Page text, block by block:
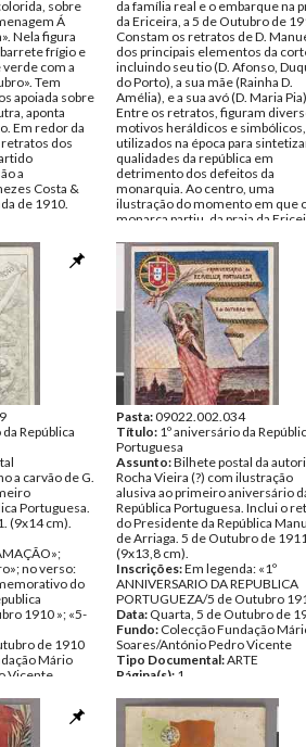
sobre
Á
Nela figura
frígio e
com a
Tem
apoiada sobre
aponta
Em redor da
dos
a
Costa &
de 1910.
à República
Mário
Vicente
da família real e o embarque na
da Ericeira, a 5 de Outubro de
Constam os retratos de D.
dos principais elementos da
incluindo seu tio (D. Afonso,
do Porto), a sua mãe (Rainha D.
Amélia), e a sua avó (D. Maria
Entre os retratos, figuram
motivos heráldicos e simbólicos,
utilizados na época para
qualidades da república em
detrimento dos defeitos da
monarquia. Ao centro, uma
ilustração do momento em que
monarca partiu, da praia da
exílio. Na parte inferior, uma
reportagem descrevendo os
acontecimentos. Década de 1910.
(79x59 cm).
Inscrições:«Quadros da
revolução/Fuga da Familia Real -
Embarque na praia da Ericeira na
tarde de 5 de outubro de 1910»;
3»
Data:1910 - 1919
Fundo:Colecção Fundação Mário
Soares/António Pedro Vicente
Tipo Documental:ARTE
Página(s):1
República
a carvão de G.
Portuguesa.
(9x14 cm).
no verso:
do
1910 »; «5-
de 1910
Mário
Vicente
Pasta:09022.002.034
Título: 1º aniversário da
Portuguesa
Assunto:Bilhete postal da
Rocha Vieira (?) com ilustração
alusiva ao primeiro aniversário
República Portuguesa. Inclui o
do Presidente da República
de Arriaga. 5 de Outubro de
(9x13,8 cm).
Inscrições:Em legenda: «1º
ANNIVERSARIO DA REPUBLICA
PORTUGUEZA/5 de Outubro
Data: Quarta, 5 de Outubro de
Fundo: Colecção Fundação
Soares/António Pedro Vicente
Tipo Documental:ARTE
Página(s): 1